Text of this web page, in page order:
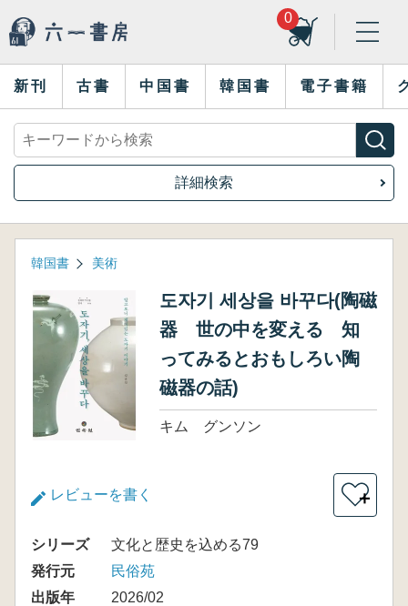
0
新刊 古書 中国書 韓国書 電子書籍
詳細検索
韓国書 美術
도자기 세상을 바꾸다(陶磁
器 世の中を変える 知
ってみるとおもしろい陶
磁器の話)
キム グンソン
レビューを書く ＋
シリーズ
文化と歴史を込める79
発行元
民俗苑
出版年
2026/02